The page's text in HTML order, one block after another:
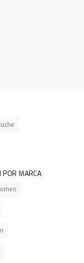
POR MARCA